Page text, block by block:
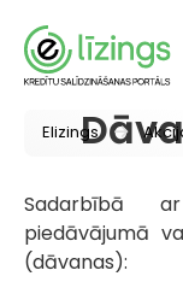
Elizings
Sadarbībā
piedāvājumā
(dāvanas):